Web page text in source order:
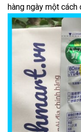
hàng ngày một cách